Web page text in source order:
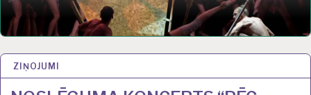
ZIŅOJUMI
10 AUG 2022